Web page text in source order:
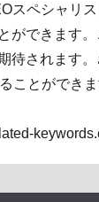
ペシャリ
ができます
待されます
ことができま